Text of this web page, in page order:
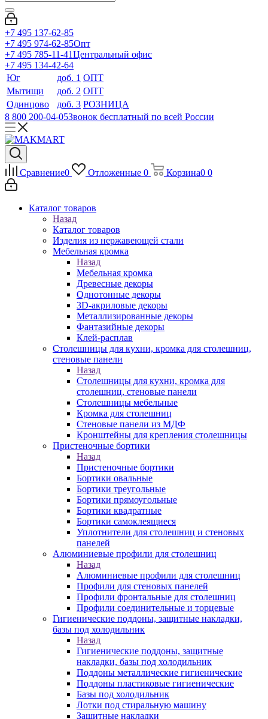
+7 495 137-62-85
+7 495 974-62-85Опт
+7 495 785-11-41Центральный офис
+7 495 134-42-64
Юг
доб. 1 ОПТ
Мытищи
доб. 2 ОПТ
Одинцово
доб. 3 РОЗНИЦА
8 800 200-04-05Звонок бесплатный по всей России
Сравнение0 Отложенные 0 Корзина0 0
Каталог товаров
Назад
Каталог товаров
Изделия из нержавеющей стали
Мебельная кромка
Назад
Мебельная кромка
Древесные декоры
Однотонные декоры
3D-акриловые декоры
Металлизированные декоры
Фантазийные декоры
Клей-расплав
Столешницы для кухни, кромка для столешниц,
стеновые панели
Назад
Столешницы для кухни, кромка для
столешниц, стеновые панели
Столешницы мебельные
Кромка для столешниц
Стеновые панели из МДФ
Кронштейны для крепления столешницы
Пристеночные бортики
Назад
Пристеночные бортики
Бортики овальные
Бортики треугольные
Бортики прямоугольные
Бортики квадратные
Бортики самоклеящиеся
Уплотнители для столешниц и стеновых
панелей
Алюминиевые профили для столешниц
Назад
Алюминиевые профили для столешниц
Профили для стеновых панелей
Профили фронтальные для столешниц
Профили соединительные и торцевые
Гигиенические поддоны, защитные накладки,
базы под холодильник
Назад
Гигиенические поддоны, защитные
накладки, базы под холодильник
Поддоны металлические гигиенические
Поддоны пластиковые гигиенические
Базы под холодильник
Лотки под стиральную машину
Защитные накладки